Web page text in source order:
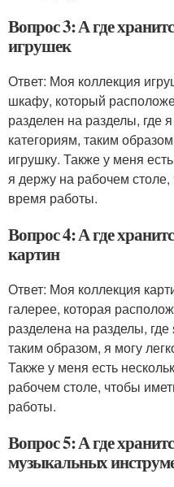
Вопрос 3: А где
игрушек
Ответ: Моя коллекция
шкафу, который
разделен на разделы, где
категориям, таким
игрушку. Также у меня
я держу на рабочем
время работы.
Вопрос 4: А где
картин
Ответ: Моя коллекция
галерее, которая
разделена на разделы,
таким образом, я могу
Также у меня есть
рабочем столе, чтобы
работы.
Вопрос 5: А где
музыкальных